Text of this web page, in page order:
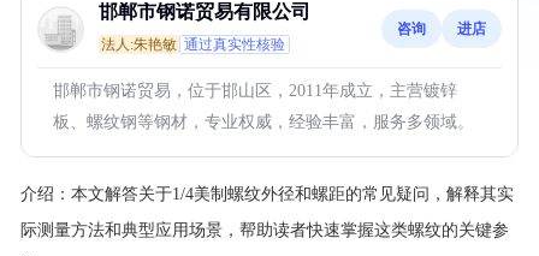
邯郸市钢诺贸易有限公司
法人:朱艳敏 通过真实性核验
咨询 进店
邯郸市钢诺贸易，位于邯山区，2011年成立，主营镀锌
板、螺纹钢等钢材，专业权威，经验丰富，服务多领域。
介绍： 本文解答关于1/4美制螺纹外径和螺距的常见疑问，解释其实
际测量方法和典型应用场景，帮助读者快速掌握这类螺纹的关键参